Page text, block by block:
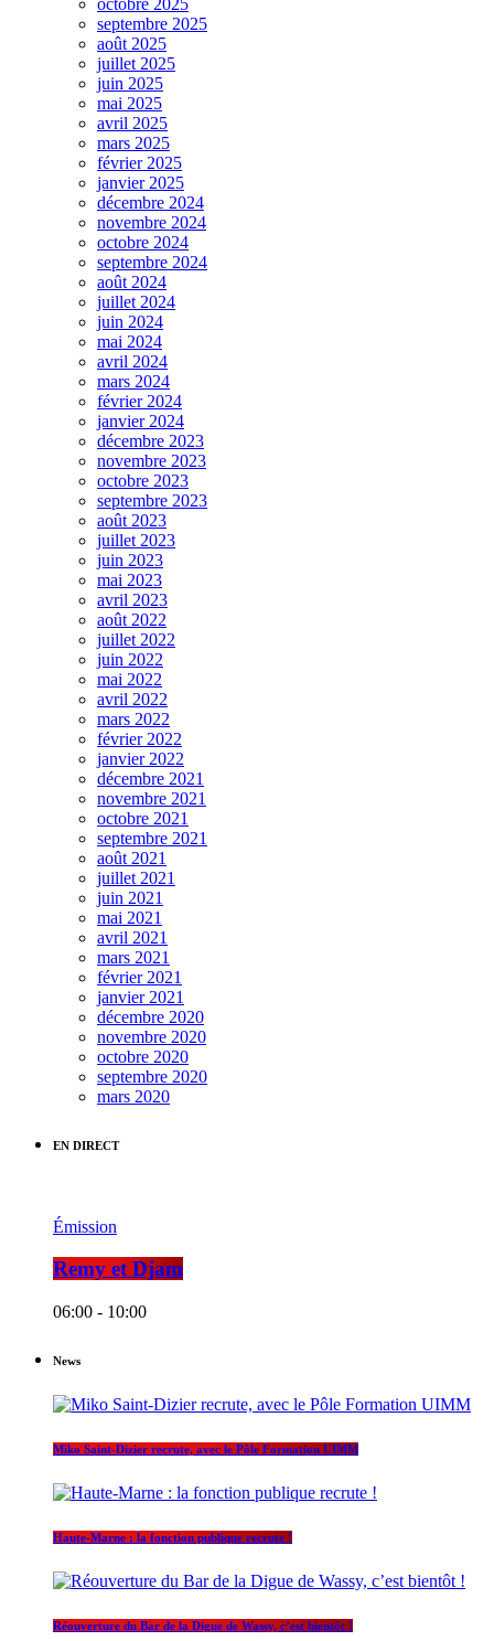
septembre 2025
août 2025
juillet 2025
juin 2025
mai 2025
avril 2025
mars 2025
février 2025
janvier 2025
décembre 2024
novembre 2024
octobre 2024
septembre 2024
août 2024
juillet 2024
juin 2024
mai 2024
avril 2024
mars 2024
février 2024
janvier 2024
décembre 2023
novembre 2023
octobre 2023
septembre 2023
août 2023
juillet 2023
juin 2023
mai 2023
avril 2023
août 2022
juillet 2022
juin 2022
mai 2022
avril 2022
mars 2022
février 2022
janvier 2022
décembre 2021
novembre 2021
octobre 2021
septembre 2021
août 2021
juillet 2021
juin 2021
mai 2021
avril 2021
mars 2021
février 2021
janvier 2021
décembre 2020
novembre 2020
octobre 2020
septembre 2020
mars 2020
EN DIRECT
Émission
Remy et Djam
06:00 - 10:00
News
Miko Saint-Dizier recrute, avec le Pôle Formation UIMM
Haute-Marne : la fonction publique recrute !
Réouverture du Bar de la Digue de Wassy, c’est bientôt !